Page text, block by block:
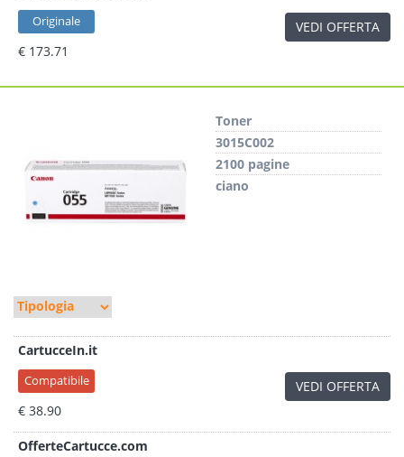
Originale
€ 173.71
VEDI OFFERTA
Toner
3015C002
2100 pagine
ciano
CartucceIn.it
Compatibile
€ 38.90
VEDI OFFERTA
OfferteCartucce.com